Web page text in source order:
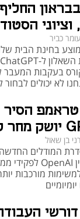
אוטומטי לשאלות
ניתוח מידע ויצירת
עומר כביר
בעקבות המעבר
לא יכולים לבחור
הסיר
רני בן שאול
דורשי